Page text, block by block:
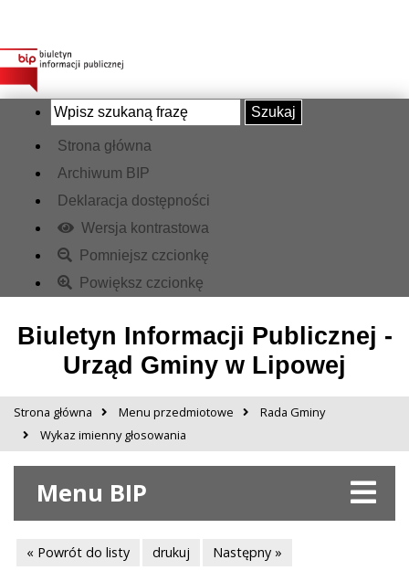
Szukaj
Strona główna
Archiwum BIP
Deklaracja dostępności
Wersja kontrastowa
Pomniejsz czcionkę
Powiększ czcionkę
Biuletyn Informacji Publicznej -
Urząd Gminy w Lipowej
Strona główna Menu przedmiotowe
Rada Gminy
Wykaz imienny głosowania
Menu BIP
« Powrót do listy drukuj Następny »